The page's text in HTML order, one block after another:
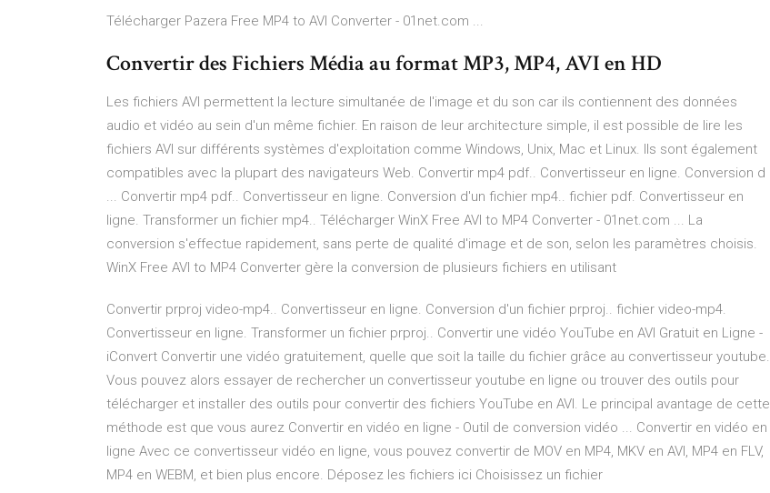
Télécharger Pazera Free MP4 to AVI Converter - 01net.com ...
Convertir des Fichiers Média au format MP3, MP4, AVI en HD
Les fichiers AVI permettent la lecture simultanée de l'image et du son car ils contiennent des données
audio et vidéo au sein d'un même fichier. En raison de leur architecture simple, il est possible de lire les
fichiers AVI sur différents systèmes d'exploitation comme Windows, Unix, Mac et Linux. Ils sont également
compatibles avec la plupart des navigateurs Web. Convertir mp4 pdf.. Convertisseur en ligne. Conversion d
... Convertir mp4 pdf.. Convertisseur en ligne. Conversion d'un fichier mp4.. fichier pdf. Convertisseur en
ligne. Transformer un fichier mp4.. Télécharger WinX Free AVI to MP4 Converter - 01net.com ... La
conversion s'effectue rapidement, sans perte de qualité d'image et de son, selon les paramètres choisis.
WinX Free AVI to MP4 Converter gère la conversion de plusieurs fichiers en utilisant
Convertir prproj video-mp4.. Convertisseur en ligne. Conversion d'un fichier prproj.. fichier video-mp4.
Convertisseur en ligne. Transformer un fichier prproj.. Convertir une vidéo YouTube en AVI Gratuit en Ligne -
iConvert Convertir une vidéo gratuitement, quelle que soit la taille du fichier grâce au convertisseur youtube.
Vous pouvez alors essayer de rechercher un convertisseur youtube en ligne ou trouver des outils pour
télécharger et installer des outils pour convertir des fichiers YouTube en AVI. Le principal avantage de cette
méthode est que vous aurez Convertir en vidéo en ligne - Outil de conversion vidéo ... Convertir en vidéo en
ligne Avec ce convertisseur vidéo en ligne, vous pouvez convertir de MOV en MP4, MKV en AVI, MP4 en FLV,
MP4 en WEBM, et bien plus encore. Déposez les fichiers ici Choisissez un fichier